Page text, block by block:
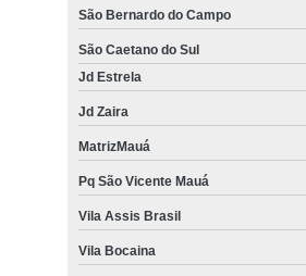
São Bernardo do Campo
São Caetano do Sul
Jd Estrela
Jd Zaira
MatrizMauá
Pq São Vicente Mauá
Vila Assis Brasil
Vila Bocaina